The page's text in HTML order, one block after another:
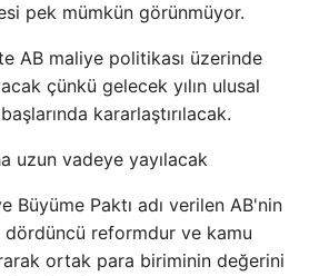
pek mümkün görünmüyor.
AB maliye politikası üzerinde
çünkü gelecek yılın ulusal
kararlaştırılacak.
uzun vadeye yayılacak
Büyüme Paktı adı verilen AB'nin
dördüncü reformdur ve kamu
ortak para biriminin değerini